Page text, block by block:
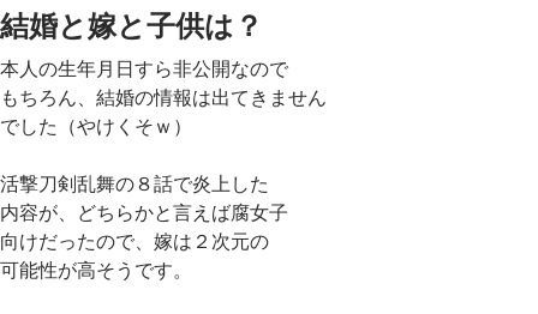
結婚と嫁と子供は？
本人の生年月日すら非公開なので
もちろん、結婚の情報は出てきません
でした（やけくそｗ）
活撃刀剣乱舞の８話で炎上した
内容が、どちらかと言えば腐女子
向けだったので、嫁は２次元の
可能性が高そうです。